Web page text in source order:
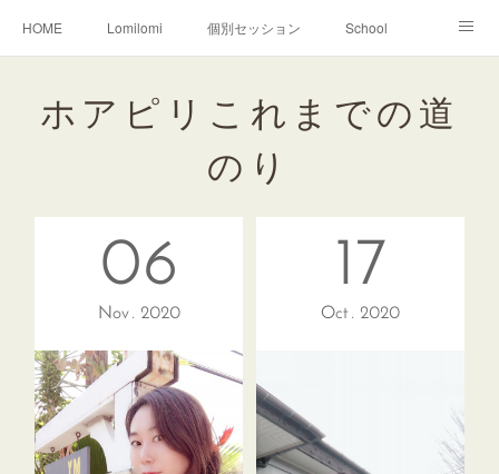
HOME Lomilomi 個別セッション School
School無料説明会
ホアピリこれまでの道
のり
06
Nov 2020
17
Oct 2020